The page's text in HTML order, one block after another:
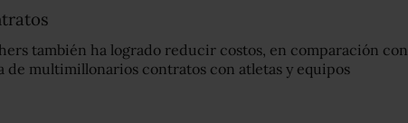
también ha logrado reducir costos, en comparación con
de multimillonarios contratos con atletas y equipos